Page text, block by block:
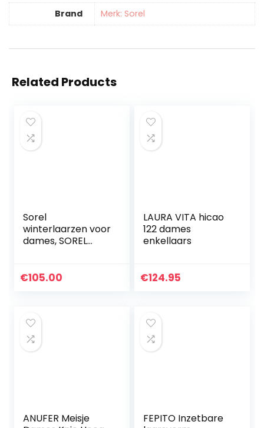
Brand Merk: Sorel
Related Products
Sorel
winterlaarzen voor
dames, SOREL
€105.00
LAURA VITA hicao
122 dames
enkellaars
€124.95
ANUFER Meisje
FEPITO Inzetbare